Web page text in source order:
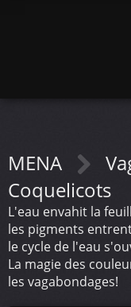
MENA
Coquelicots
L'eau envahit la
les pigments
le cycle de l'eau
La magie des
les vagabondages!